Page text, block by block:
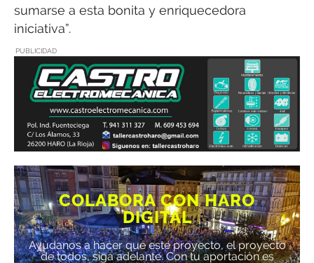
sumarse a esta bonita y enriquecedora
iniciativa”.
PUBLICIDAD
COLABORA CON HARO
DIGITAL
Ayúdanos a hacer que este proyecto, el proyecto
de todos, siga adelante. Con tu aportación es